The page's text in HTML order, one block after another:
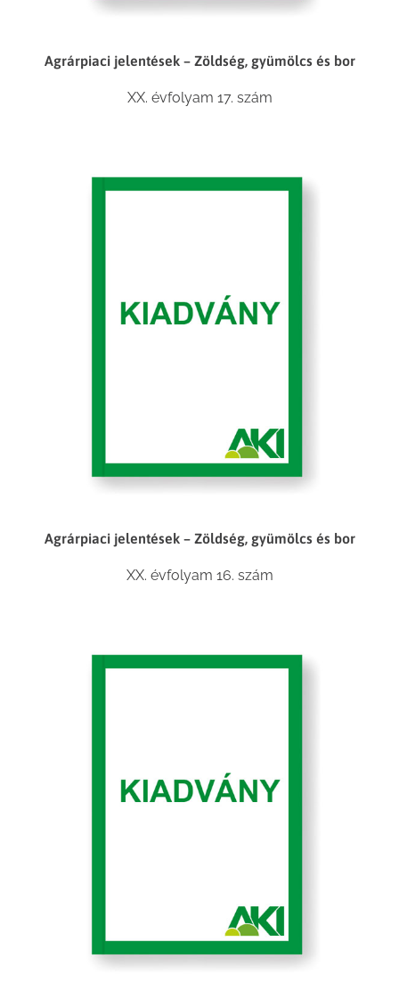
Agrárpiaci jelentések – Zöldség, gyümölcs és bor
XX. évfolyam 17. szám
Agrárpiaci jelentések – Zöldség, gyümölcs és bor
XX. évfolyam 16. szám